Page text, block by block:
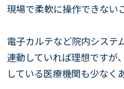
現場で柔軟に操作できない
電子カルテなど院内システ
連動していれば理想ですが
している医療機関も少なく